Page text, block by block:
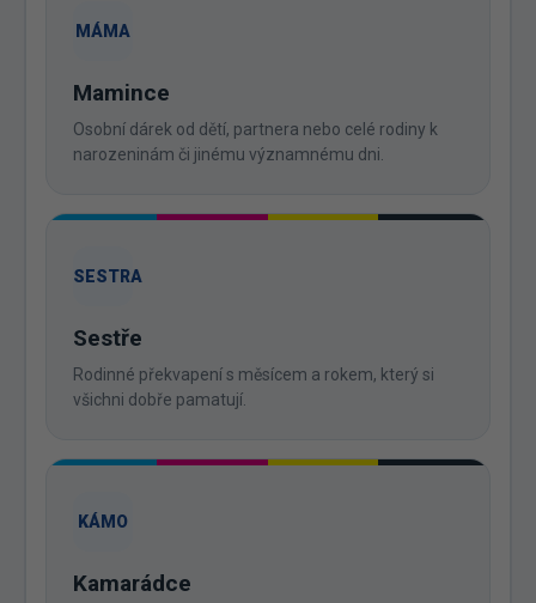
MÁMA
Mamince
Osobní dárek od dětí, partnera nebo celé rodiny k
narozeninám či jinému významnému dni.
SESTRA
Sestře
Rodinné překvapení s měsícem a rokem, který si
všichni dobře pamatují.
KÁMO
Kamarádce